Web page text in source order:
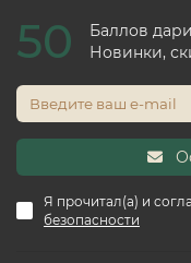
50
Баллов
Новинки,
Я прочитал(а) и
безопасности